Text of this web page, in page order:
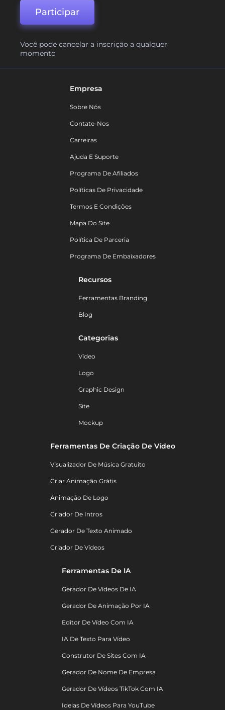
Participar
Você pode cancelar a inscrição a qualquer
momento
Empresa
Sobre Nós
Contate-Nos
Carreiras
Ajuda E Suporte
Programa De Afiliados
Políticas De Privacidade
Termos E Condições
Mapa Do Site
Política De Parceria
Programa De Embaixadores
Recursos
Ferramentas Branding
Blog
Categorias
Vídeo
Logo
Graphic Design
Site
Mockup
Ferramentas De Criação De Vídeo
Visualizador De Música Gratuito
Criar Animação Grátis
Animação De Logo
Criador De Intros
Gerador De Texto Animado
Criador De Vídeos
Ferramentas De IA
Gerador De Vídeos De IA
Gerador De Animação Por IA
Editor De Vídeo Com IA
IA De Texto Para Vídeo
Construtor De Sites Com IA
Gerador De Nome De Empresa
Gerador De Vídeos TikTok Com IA
Ideias De Vídeos Para YouTube